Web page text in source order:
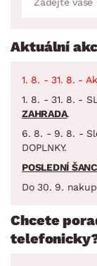
Aktuální
1. 8. - 31. 8. -
1. 8. - 31. 8. -
ZAHRADA.
6. 8. - 9. 8. -
DOPLNKY.
POSLEDNÍ
Do 30. 9.
Chcete